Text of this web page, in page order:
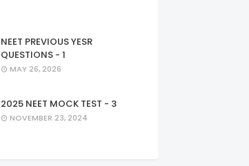
NEET PREVIOUS YESR
QUESTIONS - 1
MAY 26, 2026
2025 NEET MOCK TEST - 3
NOVEMBER 23, 2024